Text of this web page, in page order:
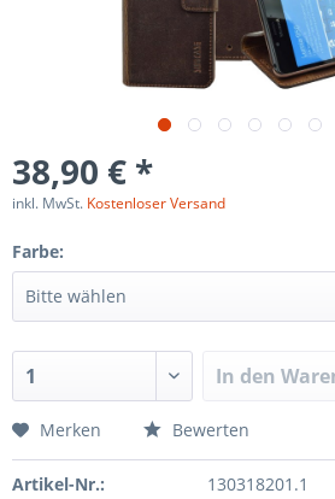
38,90 € *
inkl. MwSt. Kostenloser Versand
Farbe:
In den
Merken Bewerten
Artikel-Nr.: 130318201.1